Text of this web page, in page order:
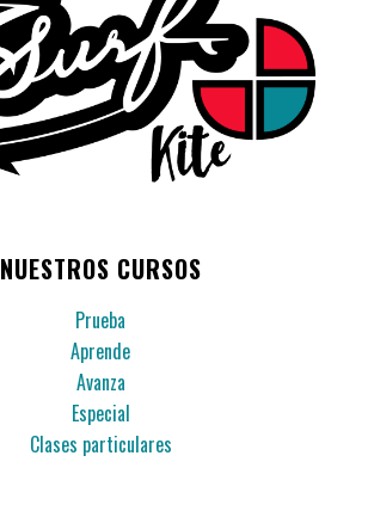
NUESTROS CURSOS
Prueba
Aprende
Avanza
Especial
Clases particulares